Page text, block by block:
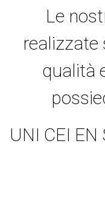
Le
realizzate
qualità
UNI CEI